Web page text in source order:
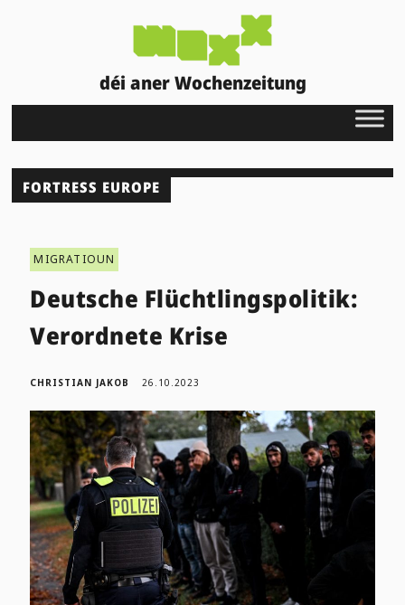
déi aner Wochenzeitung
FORTRESS EUROPE
MIGRATIOUN
Deutsche Flüchtlingspolitik:
Verordnete Krise
CHRISTIAN JAKOB 26.10.2023